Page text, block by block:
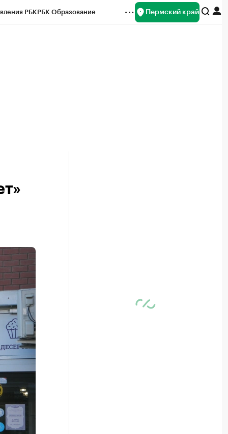
РБКРБК Образование Пермский край